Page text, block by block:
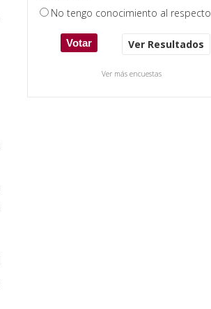
No tengo conocimiento al respecto
Ver Resultados
Ver más encuestas